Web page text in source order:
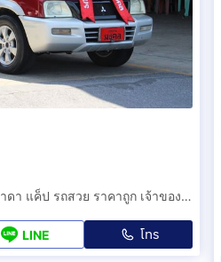
MITSUBISHI STRADA CAB มิตซู สตาดา แค็ป รถสวย ราคาถูก เจ้าของขายเอง รถยนต์มือสอง สภาพดี รถกระบะเข้าไร่เข้าสวน ประหยัด รถบ้าน แสนกว่า ดีเซล
LINE โทร